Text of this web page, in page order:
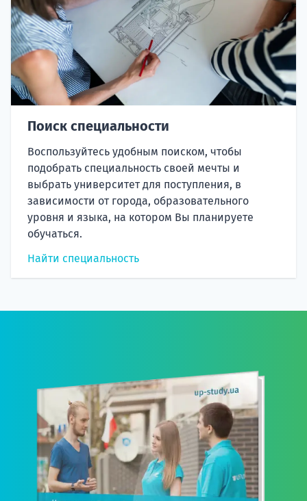
Поиск специальности
Воспользуйтесь удобным поиском, чтобы
подобрать специальность своей мечты и
выбрать университет для поступления, в
зависимости от города, образовательного
уровня и языка, на котором Вы планируете
обучаться.
Найти специальность